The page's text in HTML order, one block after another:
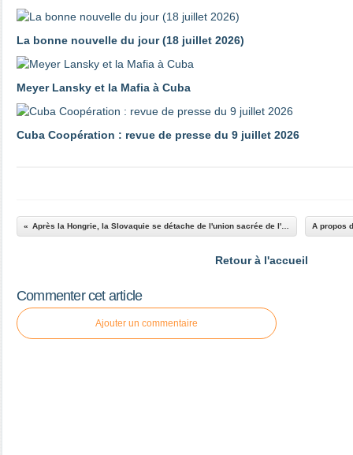
La bonne nouvelle du jour (18 juillet 2026)
Meyer Lansky et la Mafia à Cuba
Cuba Coopération : revue de presse du 9 juillet 2026
Retour à l'accueil
Commenter cet article
Ajouter un commentaire